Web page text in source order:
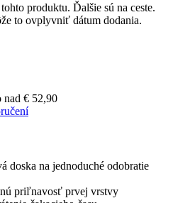
produktu. Ďalšie sú na ceste.
to ovplyvniť dátum dodania.
nad € 52,90
doska na jednoduché odobratie
priľnavosť prvej vrstvy